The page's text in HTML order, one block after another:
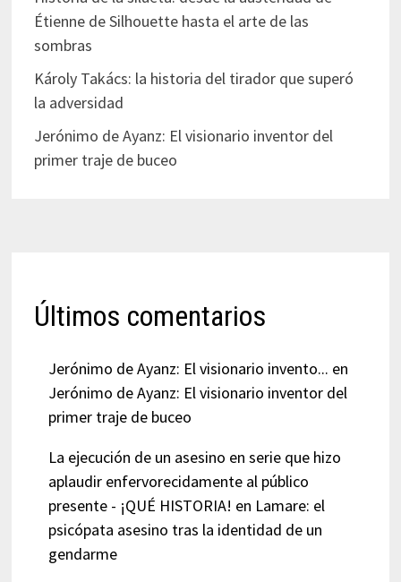
Étienne de Silhouette hasta el arte de las
sombras
Károly Takács: la historia del tirador que superó
la adversidad
Jerónimo de Ayanz: El visionario inventor del
primer traje de buceo
Últimos comentarios
Jerónimo de Ayanz: El visionario invento... en
Jerónimo de Ayanz: El visionario inventor del
primer traje de buceo
La ejecución de un asesino en serie que hizo
aplaudir enfervorecidamente al público
presente - ¡QUÉ HISTORIA! en Lamare: el
psicópata asesino tras la identidad de un
gendarme